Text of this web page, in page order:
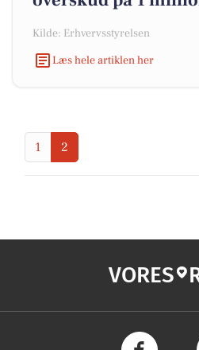
Kilde: Erhvervsstyrelsen
Læs hele artiklen her
1 2
VORES